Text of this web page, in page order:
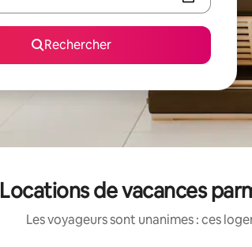
Rechercher
Locations de vacances
Les voyageurs sont unanimes : ces